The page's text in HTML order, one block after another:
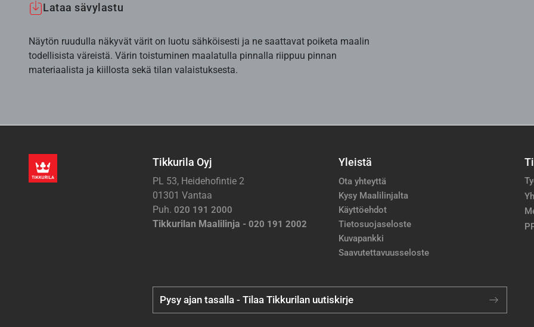
Lataa sävylastu
Näytön ruudulla näkyvät värit on luotu sähköisesti ja ne saattavat poiketa maalin
todellisista väreistä. Värin toistuminen maalatulla pinnalla riippuu pinnan
materiaalista ja kiillosta sekä tilan valaistuksesta.
Tikkurila Oyj
PL 53, Heidehofintie 2
01301 Vantaa
Puh. 020 191 2000
Tikkurilan Maalilinja - 020 191 2002
Yleistä
Ota yhteyttä
Kysy Maalilinjalta
Käyttöehdot
Tietosuojaseloste
Kuvapankki
Saavutettavuusseloste
Pysy ajan tasalla - Tilaa Tikkurilan uutiskirje